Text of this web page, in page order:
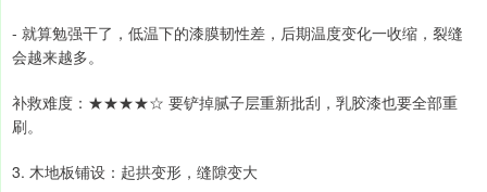
- 就算勉强干了，低温下的漆膜韧性差，后期温度变化一收缩，裂缝
会越来越多。
补救难度：★★★★☆ 要铲掉腻子层重新批刮，乳胶漆也要全部重
刷。
3. 木地板铺设：起拱变形，缝隙变大